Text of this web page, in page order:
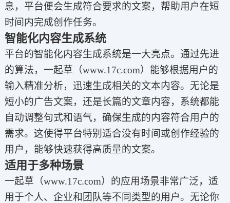
息，平台便会生成符合要求的文案，帮助用户在短
时间内完成创作任务。
智能化内容生成系统
平台的智能化内容生成系统是一大亮点。通过先进
的算法，一起草（www.17c.com）能够根据用户的
输入精准分析，迅速生成相关的文本内容。无论是
短小的广告文案，还是长篇的文章内容，系统都能
自动调整句式和语气，确保生成的内容符合用户的
需求。这使得平台特别适合没有时间或创作经验的
用户，能够快速获得高质量的文案。
适用于多种场景
一起草（www.17c.com）的应用场景非常广泛，适
用于个人、企业和团队等不同类型的用户。无论你